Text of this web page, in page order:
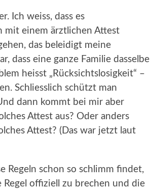
Ich weiss, dass es
mit einem ärztlichen Attest
das beleidigt meine
dass eine ganze Familie dasselbe
heisst „Rücksichtslosigkeit“ –
Schliesslich schützt man
dann kommt bei mir aber
Attest aus? Oder anders
Attest? (Das war jetzt laut
Regeln schon so schlimm findet,
offiziell zu brechen und die